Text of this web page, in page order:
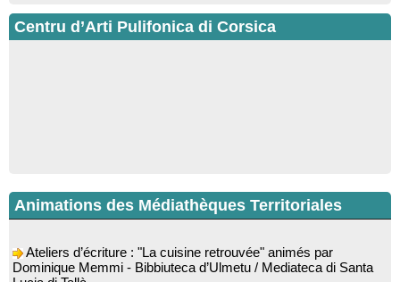
Centru d’Arti Pulifonica di Corsica
Animations des Médiathèques Territoriales
Dominique Memmi - Bibbiuteca d’Ulmetu / Mediateca di Santa
Lucia di Tallà